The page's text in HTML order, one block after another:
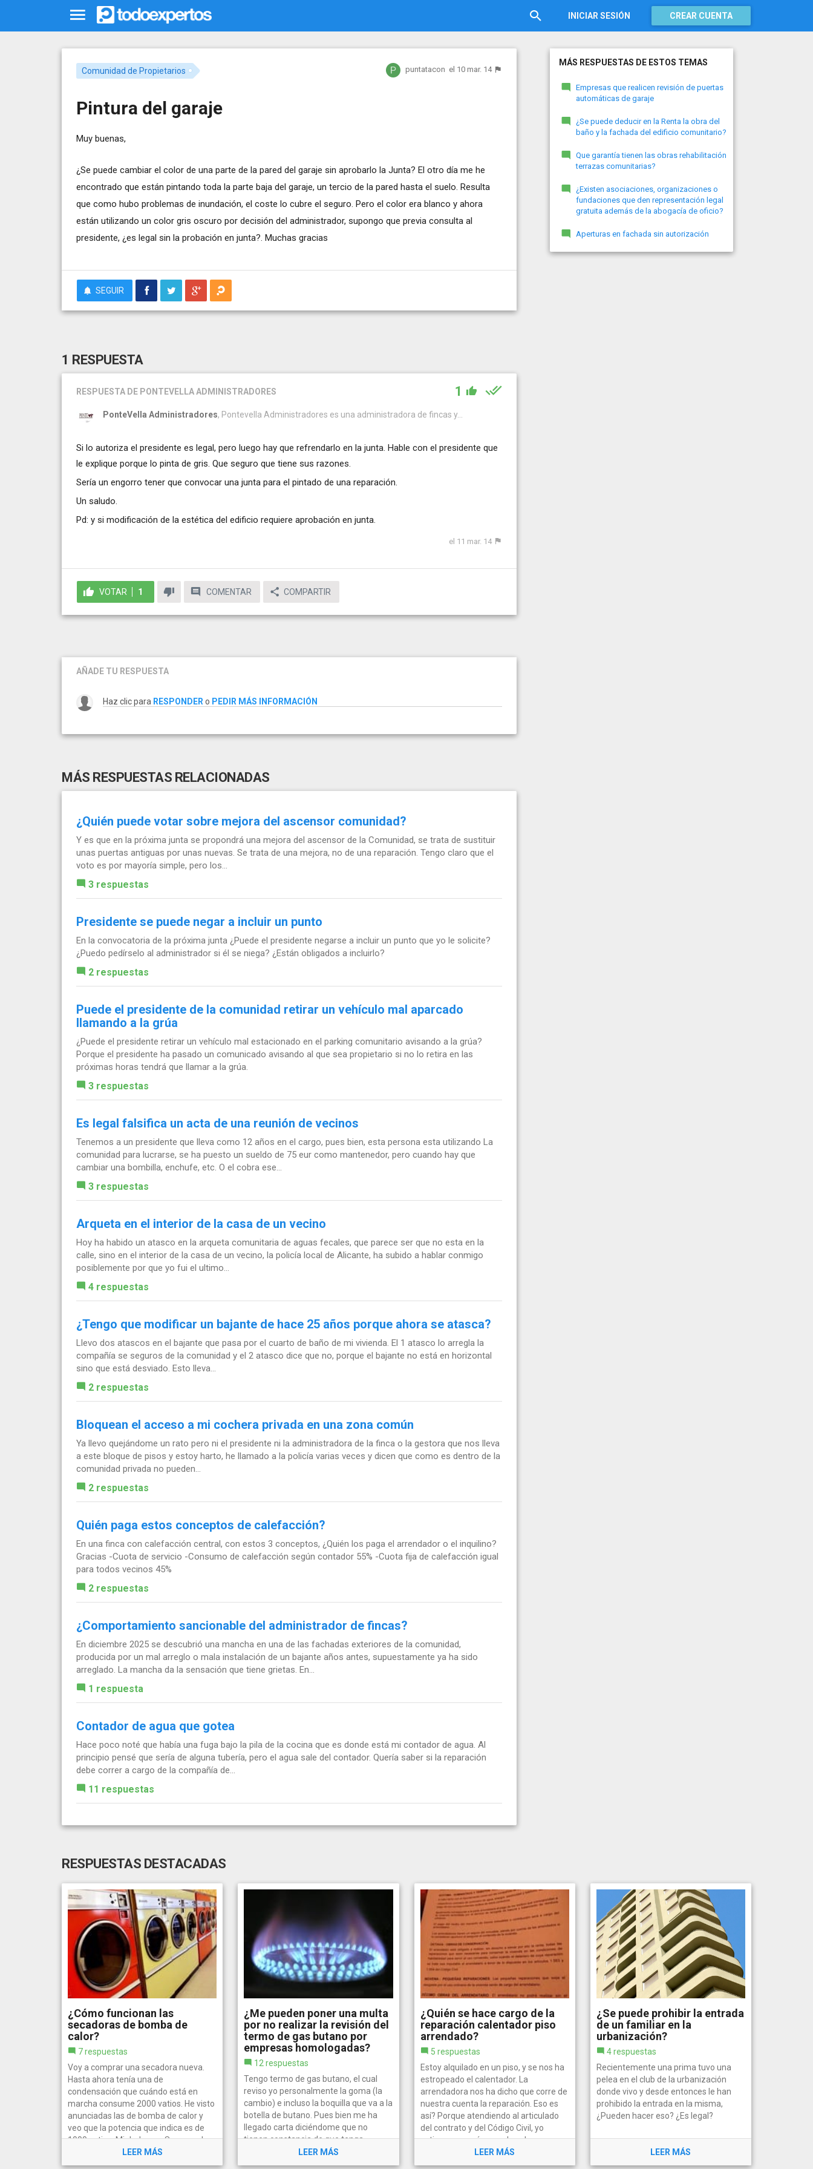
INICIAR SESIÓN CREAR CUENTA
Comunidad de Propietarios puntatacon el 10 mar. 14
Pintura del garaje
Muy buenas,
¿Se puede cambiar el color de una parte de la pared del garaje sin aprobarlo la Junta? El otro día me he
encontrado que están pintando toda la parte baja del garaje, un tercio de la pared hasta el suelo. Resulta
que como hubo problemas de inundación, el coste lo cubre el seguro. Pero el color era blanco y ahora
están utilizando un color gris oscuro por decisión del administrador, supongo que previa consulta al
presidente, ¿es legal sin la probación en junta?. Muchas gracias
SEGUIR
1 RESPUESTA
RESPUESTA DE PONTEVELLA ADMINISTRADORES 1
PonteVella Administradores, Pontevella Administradores es una administradora de fincas y...
Si lo autoriza el presidente es legal, pero luego hay que refrendarlo en la junta. Hable con el presidente que
le explique porque lo pinta de gris. Que seguro que tiene sus razones.
Sería un engorro tener que convocar una junta para el pintado de una reparación.
Un saludo.
Pd: y si modificación de la estética del edificio requiere aprobación en junta.
el 11 mar. 14
VOTAR 1 COMENTAR COMPARTIR
AÑADE TU RESPUESTA
Haz clic para RESPONDER o PEDIR MÁS INFORMACIÓN
MÁS RESPUESTAS RELACIONADAS
¿Quién puede votar sobre mejora del ascensor comunidad?
Y es que en la próxima junta se propondrá una mejora del ascensor de la Comunidad, se trata de sustituir
unas puertas antiguas por unas nuevas. Se trata de una mejora, no de una reparación. Tengo claro que el
voto es por mayoría simple, pero los...
3 respuestas
Presidente se puede negar a incluir un punto
En la convocatoria de la próxima junta ¿Puede el presidente negarse a incluir un punto que yo le solicite?
¿Puedo pedírselo al administrador si él se niega? ¿Están obligados a incluirlo?
2 respuestas
Puede el presidente de la comunidad retirar un vehículo mal aparcado
llamando a la grúa
¿Puede el presidente retirar un vehículo mal estacionado en el parking comunitario avisando a la grúa?
Porque el presidente ha pasado un comunicado avisando al que sea propietario si no lo retira en las
próximas horas tendrá que llamar a la grúa.
3 respuestas
Es legal falsifica un acta de una reunión de vecinos
Tenemos a un presidente que lleva como 12 años en el cargo, pues bien, esta persona esta utilizando La
comunidad para lucrarse, se ha puesto un sueldo de 75 eur como mantenedor, pero cuando hay que
cambiar una bombilla, enchufe, etc. O el cobra ese...
3 respuestas
Arqueta en el interior de la casa de un vecino
Hoy ha habido un atasco en la arqueta comunitaria de aguas fecales, que parece ser que no esta en la
calle, sino en el interior de la casa de un vecino, la policía local de Alicante, ha subido a hablar conmigo
posiblemente por que yo fui el ultimo...
4 respuestas
¿Tengo que modificar un bajante de hace 25 años porque ahora se atasca?
Llevo dos atascos en el bajante que pasa por el cuarto de baño de mi vivienda. El 1 atasco lo arregla la
compañía se seguros de la comunidad y el 2 atasco dice que no, porque el bajante no está en horizontal
sino que está desviado. Esto lleva...
2 respuestas
Bloquean el acceso a mi cochera privada en una zona común
Ya llevo quejándome un rato pero ni el presidente ni la administradora de la finca o la gestora que nos lleva
a este bloque de pisos y estoy harto, he llamado a la policía varias veces y dicen que como es dentro de la
comunidad privada no pueden...
2 respuestas
Quién paga estos conceptos de calefacción?
En una finca con calefacción central, con estos 3 conceptos, ¿Quién los paga el arrendador o el inquilino?
Gracias -Cuota de servicio -Consumo de calefacción según contador 55% -Cuota fija de calefacción igual
para todos vecinos 45%
2 respuestas
¿Comportamiento sancionable del administrador de fincas?
En diciembre 2025 se descubrió una mancha en una de las fachadas exteriores de la comunidad,
producida por un mal arreglo o mala instalación de un bajante años antes, supuestamente ya ha sido
arreglado. La mancha da la sensación que tiene grietas. En...
1 respuesta
Contador de agua que gotea
Hace poco noté que había una fuga bajo la pila de la cocina que es donde está mi contador de agua. Al
principio pensé que sería de alguna tubería, pero el agua sale del contador. Quería saber si la reparación
debe correr a cargo de la compañía de...
11 respuestas
MÁS RESPUESTAS DE ESTOS TEMAS
Empresas que realicen revisión de puertas
automáticas de garaje
¿Se puede deducir en la Renta la obra del
baño y la fachada del edificio comunitario?
Que garantía tienen las obras rehabilitación
terrazas comunitarias?
¿Existen asociaciones, organizaciones o
fundaciones que den representación legal
gratuita además de la abogacía de oficio?
Aperturas en fachada sin autorización
RESPUESTAS DESTACADAS
LEER MÁS
¿Cómo funcionan las
secadoras de bomba de
calor?
7 respuestas
Voy a comprar una secadora nueva.
Hasta ahora tenía una de
condensación que cuándo está en
marcha consume 2000 vatios. He visto
anunciadas las de bomba de calor y
veo que la potencia que indica es de
1000 vatios. Mi duda es, ¿Seca con la
LEER MÁS
¿Me pueden poner una multa
por no realizar la revisión del
termo de gas butano por
empresas homologadas?
12 respuestas
Tengo termo de gas butano, el cual
reviso yo personalmente la goma (la
cambio) e incluso la boquilla que va a la
botella de butano. Pues bien me ha
llegado carta diciéndome que no
tienen constancia de que tenga
realizada la revisión y que lo haga o...
LEER MÁS
¿Quién se hace cargo de la
reparación calentador piso
arrendado?
5 respuestas
Estoy alquilado en un piso, y se nos ha
estropeado el calentador. La
arrendadora nos ha dicho que corre de
nuestra cuenta la reparación. Eso es
así? Porque atendiendo al articulado
del contrato y del Código Civil, yo
estimo que sería una obra de...
LEER MÁS
¿Se puede prohibir la entrada
de un familiar en la
urbanización?
4 respuestas
Recientemente una prima tuvo una
pelea en el club de la urbanización
donde vivo y desde entonces le han
prohibido la entrada en la misma,
¿Pueden hacer eso? ¿Es legal?